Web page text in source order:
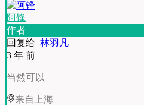
阿锋
作者
回复给 林羽凡
3 年 前
当然可以
来自上海